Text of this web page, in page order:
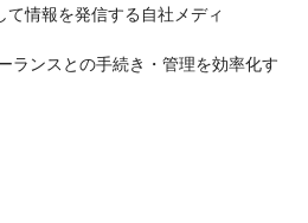
情報を発信する自社メディ
ランスとの手続き・管理を効率化す